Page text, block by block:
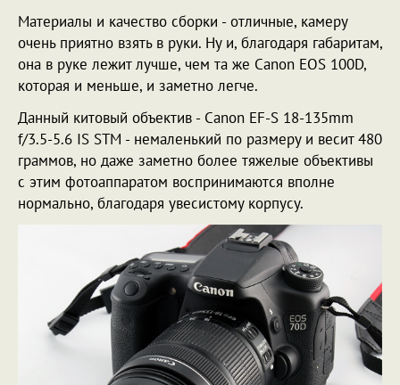
Материалы и качество сборки - отличные, камеру
очень приятно взять в руки. Ну и, благодаря габаритам,
она в руке лежит лучше, чем та же Canon EOS 100D,
которая и меньше, и заметно легче.
Данный китовый объектив - Canon EF-S 18-135mm
f/3.5-5.6 IS STM - немаленький по размеру и весит 480
граммов, но даже заметно более тяжелые объективы
с этим фотоаппаратом воспринимаются вполне
нормально, благодаря увесистому корпусу.